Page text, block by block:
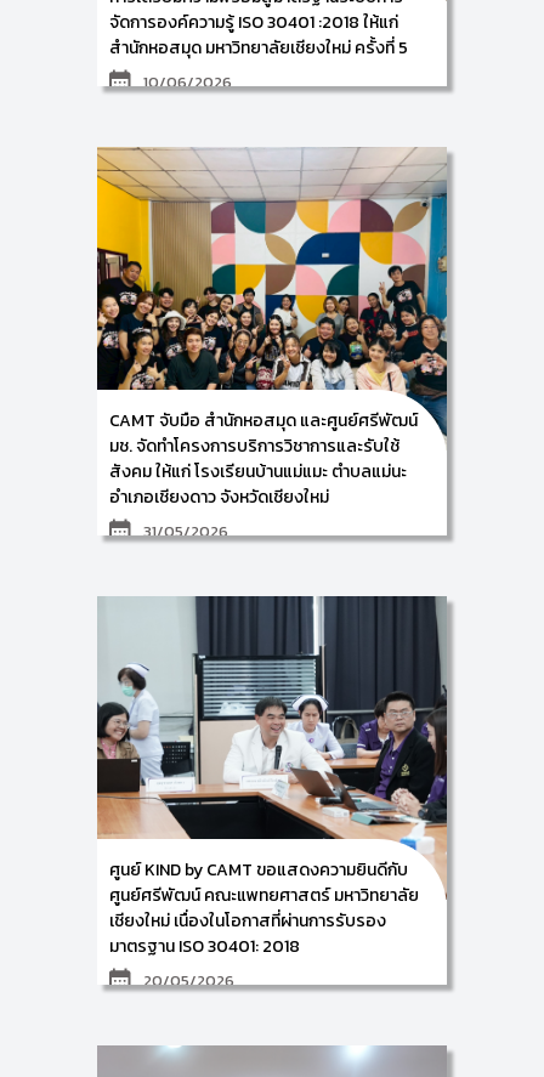
หน่วยงานไปสู่การเป็นองค์กรแห่งการเรียนรู้ได้อย่าง
ยั่งยืน
จัดการองค์ความรู้ ISO 30401 :2018 ให้แก่
สำนักหอสมุด มหาวิทยาลัยเชียงใหม่ ครั้งที่ 5
10/06/2026
วิทยาลัยศิลปะ สื่อ และเทคโนโลยี มหาวิทยาลัยเชียงใหม่ นำ
โดย ผู้ช่วยศาสตราจารย์ ดร.อัจฉรา คำอักษร ผู้ปฏิบัติ
หน้าที่ช่วยคณบดี ด้านการพัฒนาองค์ความรู้และ
นวัตกรรม/ หัวหน้าศูนย์การพัฒนาองค์ความรู้และ
นวัตกรรม (Knowledge and Innovation
Development: KIND) พร้อมด้วยคณะทำงาน ดำเนิน
กิจกรรมการเตรียมความพร้อมสู่มาตรฐานระบบการ
จัดการองค์ความรู้ ISO 30401 :2018 ภายใต้โครงการ
พัฒนากระบวนการจัดการองค์ความรู้ของสำนักหอสมุดสู่
มาตรฐานสากล ให้แก่ ผู้บริหารและบุคลากรตัวแทนจาก
ส่วนงานที่ร่วมขับเคลื่อนการจัดการความรู้ของสำนักหอ
สมุด มหาวิทยาลัยเชียงใหม่ ณ ห้องประชุม 1 ชั้น 5 สำนัก
หอสมุด มหาวิทยาลัยเชียงใหม่ ในวันพุธที่ 10 มิถุนายน
ปฏิบัติการ ในหัวข้อเรื่อง การจัดทำเอกสารตามกรอบ
มาตรฐาน ISO 30401: 2018 (การจัดทำระเบียบวิธีปฏิบัติ
เรื่อง กระบวนการจัดการความรู้) โดยมีผู้ร่วมกิจกรรม
จำนวน 20 ท่าน
CAMT จับมือ สำนักหอสมุด และศูนย์ศรีพัฒน์
มช. จัดทำโครงการบริการวิชาการและรับใช้
สังคม ให้แก่ โรงเรียนบ้านแม่แมะ ตำบลแม่นะ
อำเภอเชียงดาว จังหวัดเชียงใหม่
31/05/2026
คณบดี ด้านการพัฒนาองค์ความรู้และนวัตกรรม พร้อม
แพทยศาสตร์ มหาวิทยาลัยเชียงใหม่ ดำเนินการโครงการ
บริการวิชาการและรับใช้สังคม ระหว่างวันที่ 28–30
พฤษภาคม 2569 ให้แก่ โรงเรียนบ้านแม่แมะ ตำบลแม่นะ
อำเภอเชียงดาว จังหวัดเชียงใหม่ โดยมีกิจกรรมสำคัญ
ดังนี้
• วันที่ 28–29 พฤษภาคม 2569: CAMT ร่วมกับ สำนักหอ
สมุด มช. พัฒนาและจัดทำ "ห้องสมุดสีเขียว (Green
Library)" เพื่อส่งเสริมวัฒนธรรมการอ่านและเปิดโลกการ
เรียนรู้ให้แก่นักเรียนในพื้นที่
• วันที่ 30 พฤษภาคม 2569:
- ช่วงเช้า: CAMT จัดกิจกรรม "อบรมการใช้ AI อย่าง
สร้างสรรค์" ให้แก่นักเรียนเพื่อเตรียมความพร้อมให้เยาวชน
ก้าวทันยุคดิจิทัล
- ช่วงบ่าย: CAMT ร่วมกับ ศูนย์ศรีพัฒน์ฯ จัด
กิจกรรม "ส่งเสริมสุขภาพและเรียนรู้ระบบบริการสุขภาพ"
โดยนำนักเรียนตรวจสุขภาพเบื้องต้น อบรมการช่วยฟื้น
คืนชีพขั้นพื้นฐาน (CPR) และพานักเรียนเยี่ยมชมหน่วยผู้
ป่วยนอก (OPD) เพื่อสร้างแรงบันดาลใจด้านวิชาชีพ
ทางการแพทย์ และส่งเสริมการเข้าถึงบริการสุขภาพอย่าง
ศูนย์ KIND by CAMT ขอแสดงความยินดีกับ
ศูนย์ศรีพัฒน์ คณะแพทยศาสตร์ มหาวิทยาลัย
เชียงใหม่ เนื่องในโอกาสที่ผ่านการรับรอง
มาตรฐาน ISO 30401: 2018
20/05/2026
วิทยาลัยศิลปะ สื่อ และเทคโนโลยี มหาวิทยาลัยเชียงใหม่ ขอ